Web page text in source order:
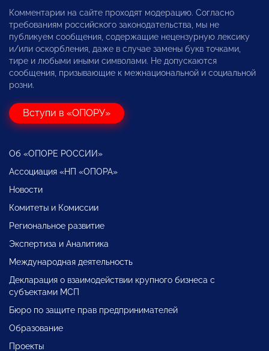
Комментарии на сайте проходят модерацию. Согласно
требованиям российского законодательства, мы не
публикуем сообщения, содержащие нецензурную лексику
и/или оскорбления, даже в случае замены букв точками,
тире и любыми иными символами. Не допускаются
сообщения, призывающие к межнациональной и социальной
розни.
Вступи в «ОПОРУ»
Об «ОПОРЕ РОССИИ»
Ассоциация «НП «ОПОРА»
Новости
Комитеты и Комиссии
Региональное развитие
Экспертиза и Аналитика
Международная деятельность
Декларация о взаимодействии крупного бизнеса с
субъектами МСП
Бюро по защите прав предпринимателей
Образование
Проекты